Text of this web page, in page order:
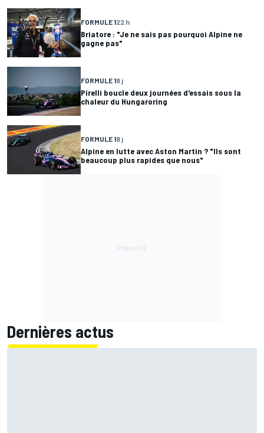
FORMULE 122 h
Briatore : "Je ne sais pas pourquoi Alpine ne
gagne pas"
FORMULE 18 j
Pirelli boucle deux journées d'essais sous la
chaleur du Hungaroring
FORMULE 18 j
Alpine en lutte avec Aston Martin ? "Ils sont
beaucoup plus rapides que nous"
Dernières actus